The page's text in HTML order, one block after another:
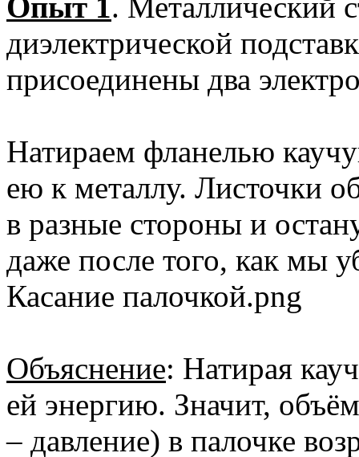
диэлектрической
присоединены два
Натираем фланелью
ею к металлу. Листочки
в разные стороны и
даже после того, как мы
Касание палочкой.png
Объяснение: Натирая
ей энергию. Значит,
– давление) в палочке